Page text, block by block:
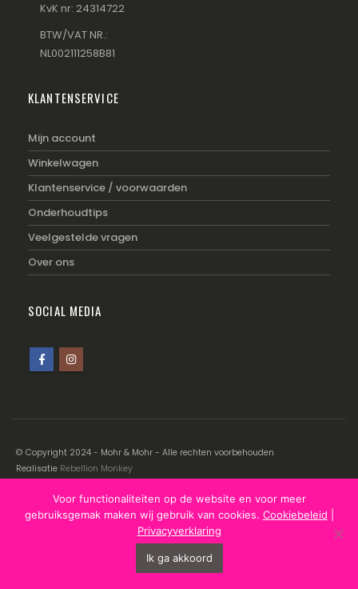
KvK nr: 24314722
BTW/VAT NR.:
NL002111258B81
KLANTENSERVICE
Mijn account
Winkelwagen
Klantenservice / voorwaarden
Onderhoudtips
Veelgestelde vragen
Over ons
SOCIAL MEDIA
© Copyright 2024 - Mohr & Mohr - Alle rechten voorbehouden
Realisatie Rebellion Monkey
Disclaimer|Cookiebeleid|Privacyverklaring
Voor functionaliteiten op de website en voor meer
gebruiksgemak maken wij gebruik van cookies. Cookiebeleid
Privacyverklaring
Ik ga akkoord